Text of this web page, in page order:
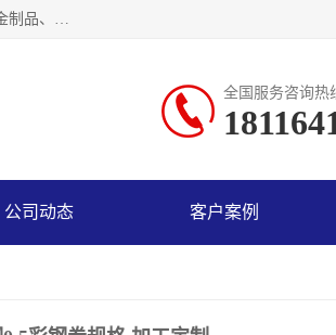
上海轩本实业有限公司成立于2017年，注册地位于上海市宝山区。经营范围包括金属材料、五金交电、建筑材料、铝合金制品、机械设备、电线电缆、装潢材料等；公司主营产品：宝钢彩钢板、宝钢彩钢卷、宝钢彩涂板、宝钢彩涂卷、宝钢高耐候彩钢板，宝钢氟碳彩钢板。是一家集钢铁贸易，物流、加工为一体的产业全配套公司。
全国服务咨询热
公司动态 客户案例